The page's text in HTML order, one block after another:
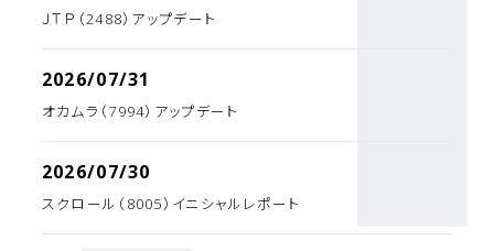
ＪＴＰ（2488）アップデート
2026/07/31
オカムラ（7994）アップデート
2026/07/30
スクロール（8005）イニシャルレポート